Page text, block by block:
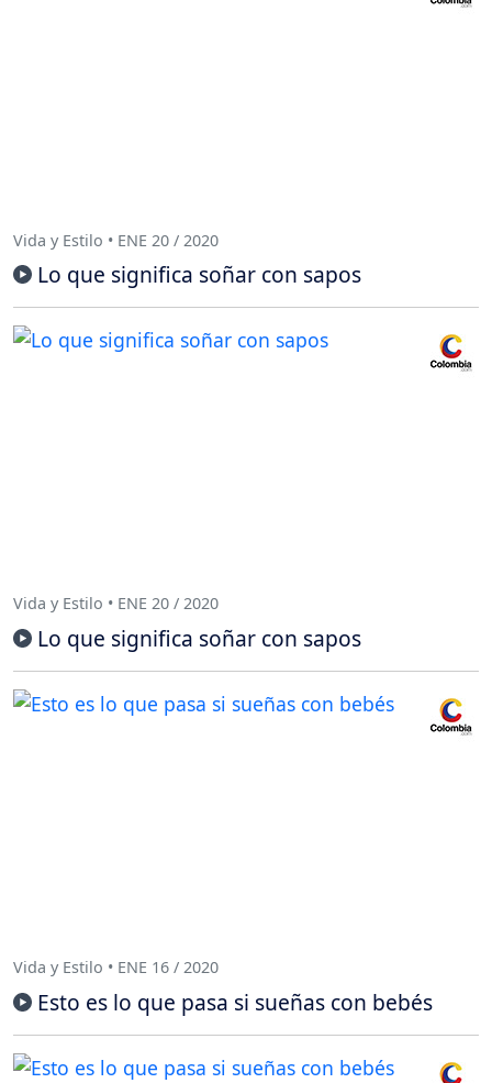
Vida y Estilo • ENE 20 / 2020
Lo que significa soñar con sapos
Vida y Estilo • ENE 20 / 2020
Lo que significa soñar con sapos
Vida y Estilo • ENE 16 / 2020
Esto es lo que pasa si sueñas con bebés